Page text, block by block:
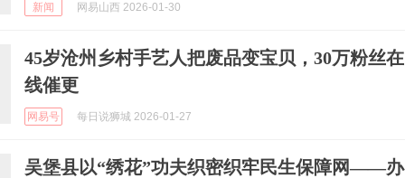
新闻 网易山西 2026-01-30
45岁沧州乡村手艺人把废品变宝贝，30万粉丝在
线催更
网易号 每日说狮城 2026-01-27
吴堡县以“绣花”功夫织密织牢民生保障网——办